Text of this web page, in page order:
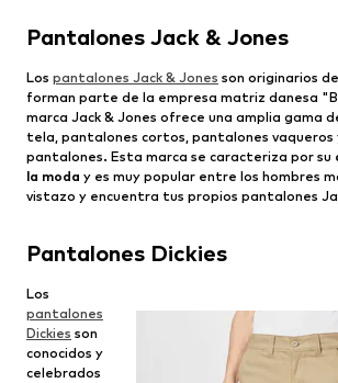
Pantalones Jack & Jones
Los pantalones Jack & Jones son originarios
forman parte de la empresa matriz danesa
marca Jack & Jones ofrece una amplia gama
tela, pantalones cortos, pantalones
pantalones. Esta marca se caracteriza por su
la moda y es muy popular entre los hombres
vistazo y encuentra tus propios pantalones
Pantalones Dickies
Los
pantalones
Dickies son
conocidos y
celebrados